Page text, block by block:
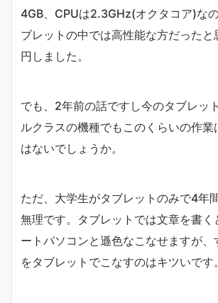
4GB、CPUは2.3GHz(オクタコア)な
ブレットの中では高性能な方だった
円しました。
でも、2年前の話ですし今のタブレッ
ルクラスの機種でもこのくらいの作
はないでしょうか。
ただ、大学生がタブレットのみで4年
無理です。タブレットでは文章を書く
ートパソコンと遜色なこなせますが、
をタブレットでこなすのはキツいです。